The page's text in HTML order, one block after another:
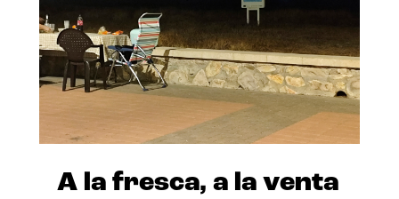
A la fresca, a la venta